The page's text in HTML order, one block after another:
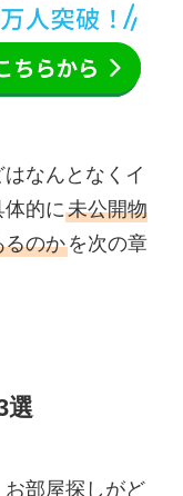
なんとなくイ
的に未公開物
るのかを次の章
選
部屋探しがど